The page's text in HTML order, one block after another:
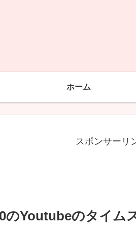
ホーム
スポンサーリ
のYoutubeのタイム